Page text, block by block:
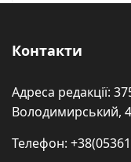
Контакти
Адреса редакції:
Володимирський,
Телефон: